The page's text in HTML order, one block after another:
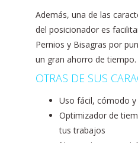
Además, una de las
del posicionador es
Pernios y Bisagras por
un gran ahorro de tiempo.
OTRAS DE SUS
Uso fácil, cómodo y
Optimizador de
tus trabajos